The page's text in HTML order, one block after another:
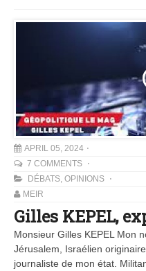
APRIL 05, 2024
7 COMMENTS
DÉBATS, OPINIONS
MEIR
Gilles KEPEL,
Monsieur Gilles KEPEL Mon
Jérusalem, Israélien
journaliste de mon état.